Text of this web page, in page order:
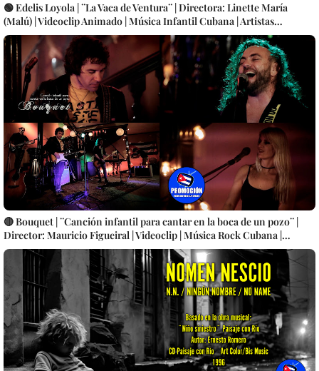
🟢 Edelis Loyola | ¨La Vaca de Ventura¨ | Directora: Linette María
(Malú) | Videoclip Animado | Música Infantil Cubana | Artistas
Cubanos | CUBA
🔴 Bouquet | ¨Canción infantil para cantar en la boca de un pozo¨ |
Director: Mauricio Figueiral | Videoclip | Música Rock Cubana |
Artistas Cubanos | Canción | CUBA